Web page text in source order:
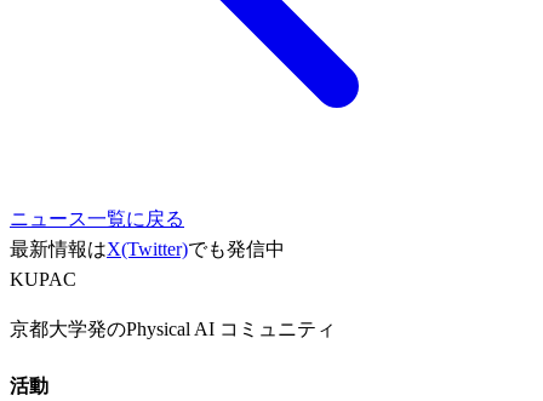
ニュース一覧に戻る
最新情報はX(Twitter)でも発信中
KUPAC
京都大学発のPhysical AI コミュニティ
活動